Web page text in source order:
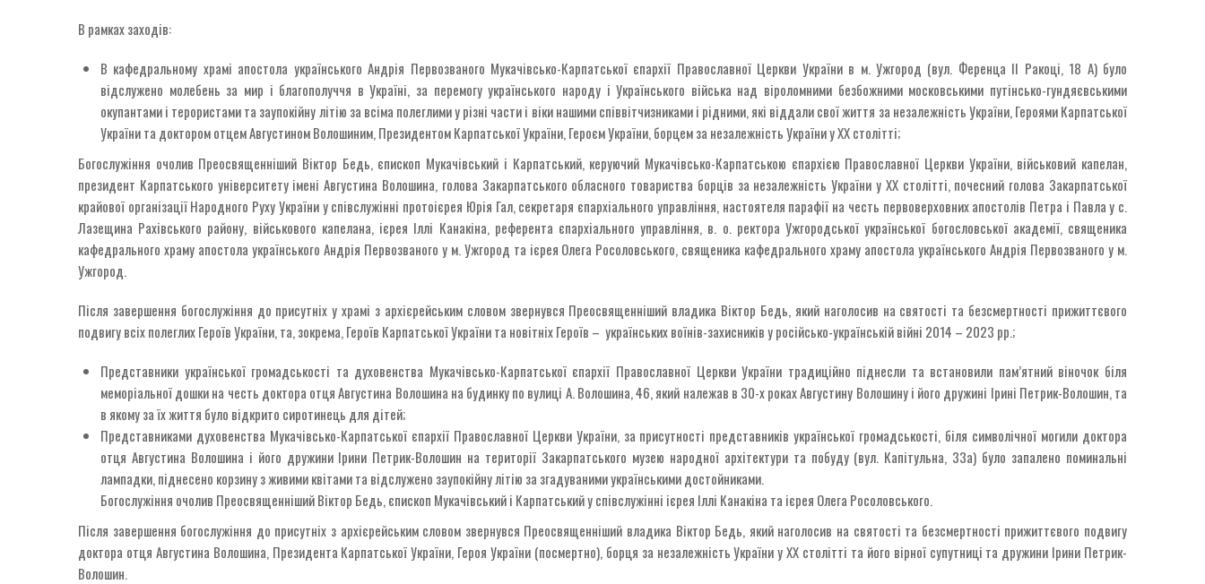
В рамках заходів:
В кафедральному храмі апостола українського Андрія Первозваного Мукачівсько-Карпатської єпархії Православної Церкви України в м. Ужгород (вул. Ференца ІІ Ракоці, 18 А) було
відслужено молебень за мир і благополуччя в Україні, за перемогу українського народу і Українського війська над віроломними безбожними московськими путінсько-гундяєвськими
окупантами і терористами та заупокійну літію за всіма полеглими у різні части і віки нашими співвітчизниками і рідними, які віддали свої життя за незалежність України, Героями Карпатської
України та доктором отцем Августином Волошиним, Президентом Карпатської України, Героєм України, борцем за незалежність України у ХХ столітті;
Богослужіння очолив Преосвященніший Віктор Бедь, єпископ Мукачівський і Карпатський, керуючий Мукачівсько-Карпатською єпархією Православної Церкви України, військовий капелан,
президент Карпатського університету імені Августина Волошина, голова Закарпатського обласного товариства борців за незалежність України у ХХ столітті, почесний голова Закарпатської
крайової організації Народного Руху України у співслужінні протоієрея Юрія Гал, секретаря єпархіального управління, настоятеля парафії на честь первоверховних апостолів Петра і Павла у с.
Лазещина Рахівського району, військового капелана, ієрея Іллі Канакіна, референта єпархіального управління, в. о. ректора Ужгородської української богословської академії, священика
кафедрального храму апостола українського Андрія Первозваного у м. Ужгород та ієрея Олега Росоловського, священика кафедрального храму апостола українського Андрія Первозваного у м.
Ужгород.
Після завершення богослужіння до присутніх у храмі з архієрейським словом звернувся Преосвященніший владика Віктор Бедь, який наголосив на святості та безсмертності прижиттєвого
подвигу всіх полеглих Героїв України, та, зокрема, Героїв Карпатської України та новітніх Героїв – українських воїнів-захисників у російсько-українській війні 2014 – 2023 рр.;
Представники української громадськості та духовенства Мукачівсько-Карпатської єпархії Православної Церкви України традиційно піднесли та встановили пам’ятний віночок біля
меморіальної дошки на честь доктора отця Августина Волошина на будинку по вулиці А. Волошина, 46, який належав в 30-х роках Августину Волошину і його дружині Ірині Петрик-Волошин, та
в якому за їх життя було відкрито сиротинець для дітей;
Представниками духовенства Мукачівсько-Карпатської єпархії Православної Церкви України, за присутності представників української громадськості, біля символічної могили доктора
отця Августина Волошина і його дружини Ірини Петрик-Волошин на території Закарпатського музею народної архітектури та побуду (вул. Капітульна, 33а) було запалено поминальні
лампадки, піднесено корзину з живими квітами та відслужено заупокійну літію за згадуваними українськими достойниками.
Богослужіння очолив Преосвященніший Віктор Бедь, єпископ Мукачівський і Карпатський у співслужінні ієрея Іллі Канакіна та ієрея Олега Росоловського.
Після завершення богослужіння до присутніх з архієрейським словом звернувся Преосвященніший владика Віктор Бедь, який наголосив на святості та безсмертності прижиттєвого подвигу
доктора отця Августина Волошина, Президента Карпатської України, Героя України (посмертно), борця за незалежність України у ХХ столітті та його вірної супутниці та дружини Ірини Петрик-
Волошин.